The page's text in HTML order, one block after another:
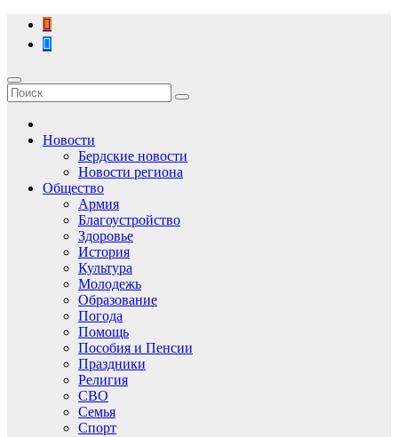
Перейти
содержимому
Новости
Бердские новости
Новости региона
Общество
Армия
Благоустройство
Здоровье
История
Культура
Молодежь
Образование
Погода
Помощь
Пособия и Пенсии
Праздники
Религия
СВО
Семья
Спорт